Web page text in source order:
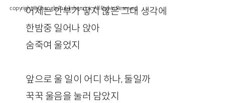
어제는 안부가 닿지 않은 그대 생각에
한밤중 일어나 앉아
숨죽여 울었지
앞으로 울 일이 어디 하나, 둘일까
꾹꾹 울음을 눌러 담았지
copyright © Changbi Publishers, inc. All Rights Reserved.